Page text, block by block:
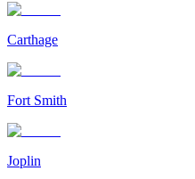
Carthage
Fort Smith
Joplin